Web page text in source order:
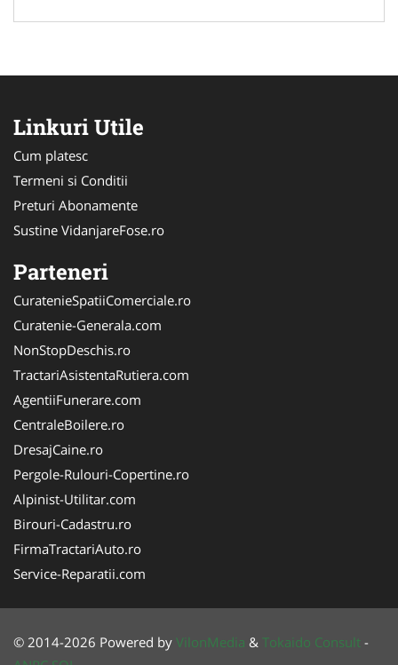
Linkuri Utile
Cum platesc
Termeni si Conditii
Preturi Abonamente
Sustine VidanjareFose.ro
Parteneri
CuratenieSpatiiComerciale.ro
Curatenie-Generala.com
NonStopDeschis.ro
TractariAsistentaRutiera.com
AgentiiFunerare.com
CentraleBoilere.ro
DresajCaine.ro
Pergole-Rulouri-Copertine.ro
Alpinist-Utilitar.com
Birouri-Cadastru.ro
FirmaTractariAuto.ro
Service-Reparatii.com
© 2014-2026 Powered by VilonMedia & Tokaido Consult -